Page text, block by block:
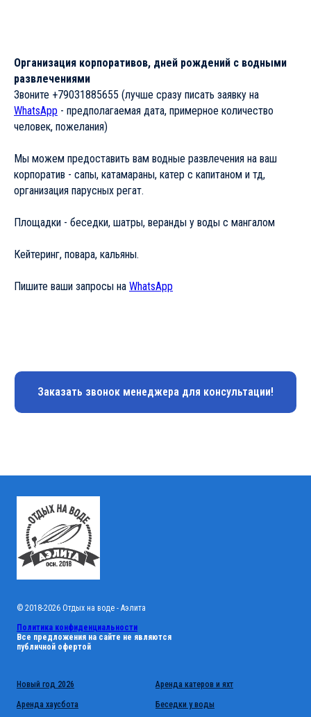
Организация корпоративов, дней рождений с водными
развлечениями
Звоните +79031885655 (лучше сразу писать заявку на
WhatsApp - предполагаемая дата, примерное количество
человек, пожелания)
Мы можем предоставить вам водные развлечения на ваш
корпоратив - сапы, катамараны, катер с капитаном и тд,
организация парусных регат.
Площадки - беседки, шатры, веранды у воды с мангалом
Кейтеринг, повара, кальяны.
Пишите ваши запросы на WhatsApp
Заказать звонок менеджера для консультации!
© 2018-2026 Отдых на воде - Аэлита
Политика конфиденциальности
Все предложения на сайте не являются
публичной офертой
Новый год 2026
Аренда хаусбота
Аренда катеров и яхт
Беседки у воды